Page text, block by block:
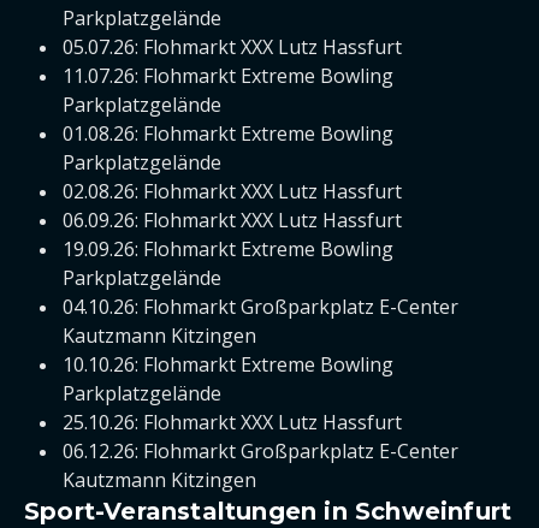
Parkplatzgelände
05.07.26: Flohmarkt XXX Lutz Hassfurt
11.07.26: Flohmarkt Extreme Bowling
Parkplatzgelände
01.08.26: Flohmarkt Extreme Bowling
Parkplatzgelände
02.08.26: Flohmarkt XXX Lutz Hassfurt
06.09.26: Flohmarkt XXX Lutz Hassfurt
19.09.26: Flohmarkt Extreme Bowling
Parkplatzgelände
04.10.26: Flohmarkt Großparkplatz E-Center
Kautzmann Kitzingen
10.10.26: Flohmarkt Extreme Bowling
Parkplatzgelände
25.10.26: Flohmarkt XXX Lutz Hassfurt
06.12.26: Flohmarkt Großparkplatz E-Center
Kautzmann Kitzingen
Sport-Veranstaltungen in Schweinfurt